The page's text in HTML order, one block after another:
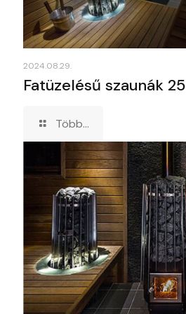
2024.08.29.
Fatüzelésű szaunák 25
Több...